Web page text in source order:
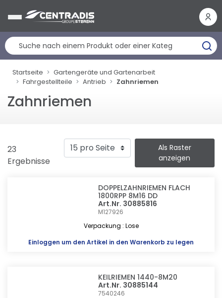
Startseite
Gartengeräte und Gartenarbeit
Fahrgestellteile
Antrieb Zahnriemen
Zahnriemen
23
Ergebnisse
Als Raster
anzeigen
DOPPELZAHNRIEMEN FLACH
1800RPP 8M16 DD
Art.Nr. 30885816
M127926
Verpackung : Lose
Einloggen um den Artikel in den Warenkorb zu legen
KEILRIEMEN 1440-8M20
Art.Nr. 30885144
7540246